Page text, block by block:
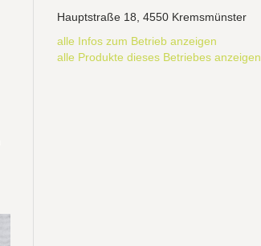
Hauptstraße 18, 4550 Kremsmünster
alle Infos zum Betrieb anzeigen
alle Produkte dieses Betriebes anzeigen